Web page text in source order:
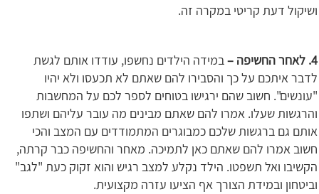
ושיקול דעת קריטי במקרה זה.
4. לאחר החשיפה –
במידה הילדים נחשפו, עודדו אותם לגשת
לדבר איתכם על כך והסבירו להם שאתם לא תכעסו ולא יהיו
"עונשים". חשוב שהם ירגישו בטוחים לספר לכם על המחשבות
והרגשות שעלו. אמרו להם שאתם מבינים מה עובר עליהם ושתפו
אותם גם ברגשות שלכם כמבוגרים המתמודדים עם המצב והכי
חשוב אמרו להם שאתם כאן לתמיכה. מאחר והחשיפה כבר קרתה,
הקשיבו ואל תשפטו. הילד נקלע למצב רגיש והוא זקוק כעת "לגב"
וביטחון ובמידת הצורך אף הציעו עזרה מקצועית.